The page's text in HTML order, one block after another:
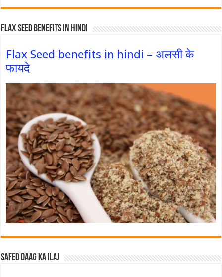
Flax Seed Benefits in hindi
Flax Seed benefits in hindi – अलसी के
फायदे
Safed Daag ka ilaj